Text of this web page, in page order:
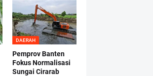
DAERAH
Pemprov Banten
Fokus Normalisasi
Sungai Cirarab